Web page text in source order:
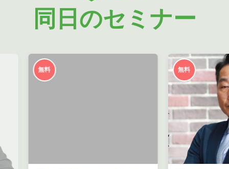
同日のセミナー
無料 無料